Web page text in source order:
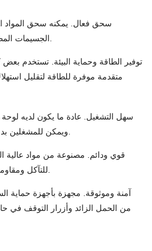
سحق فعال. يمكنه سحق المواد
الجسيمات المطلوب وتحسين كفاءة الإنتاج.
توفير الطاقة وحماية البيئة. تستخدم
متقدمة موفرة للطاقة لتقليل
سهل التشغيل. عادة ما يكون لديه
ويمكن للمشغلين بدء التشغيل بعد تدريب بسيط.
قوي ودائم. مصنوعة من مواد عالية
للتآكل ومقاومة للتآكل وعمر خدمة طويل.
آمنة وموثوقة. مجهزة بأجهزة حماية
من الحمل الزائد وأزرار التوقف في